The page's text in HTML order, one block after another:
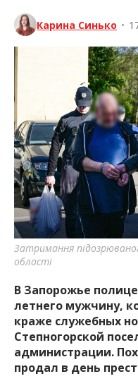
Карина Синько •
Затримання
області
В Запорожье
летнего мужчину,
краже служебных
Степногорской
администрации.
продал в день